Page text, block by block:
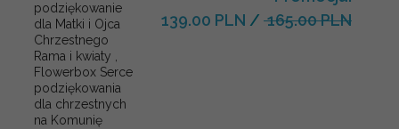
podziękowanie
dla Matki i Ojca
Chrzestnego
Rama i kwiaty ,
Flowerbox Serce
podziękowania
dla chrzestnych
na Komunię
139.00 PLN / 165.00 PLN